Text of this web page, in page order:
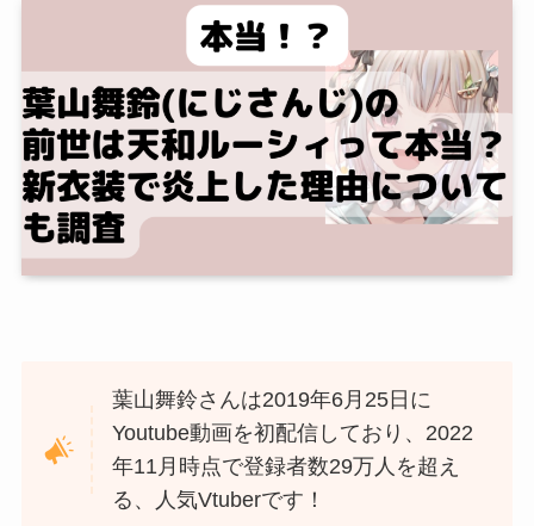
葉山舞鈴さんは2019年6月25日に
Youtube動画を初配信しており、2022
年11月時点で登録者数29万人を超え
る、人気Vtuberです！